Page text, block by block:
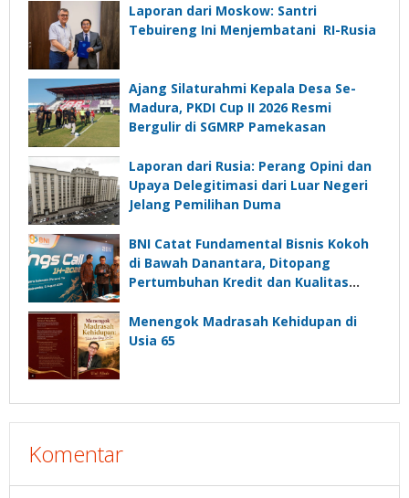
Laporan dari Moskow: Santri
Tebuireng Ini Menjembatani RI-Rusia
Ajang Silaturahmi Kepala Desa Se-
Madura, PKDI Cup II 2026 Resmi
Bergulir di SGMRP Pamekasan
Laporan dari Rusia: Perang Opini dan
Upaya Delegitimasi dari Luar Negeri
Jelang Pemilihan Duma
BNI Catat Fundamental Bisnis Kokoh
di Bawah Danantara, Ditopang
Pertumbuhan Kredit dan Kualitas
Menengok Madrasah Kehidupan di
Usia 65
Komentar